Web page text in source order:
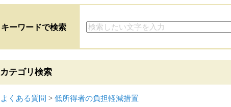
キーワードで検索
カテゴリ検索
よくある質問 > 低所得者の負担軽減措置